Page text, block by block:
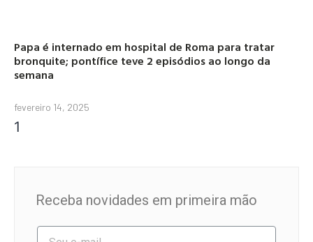
Papa é internado em hospital de Roma para tratar
bronquite; pontífice teve 2 episódios ao longo da
semana
fevereiro 14, 2025
Receba novidades em primeira mão